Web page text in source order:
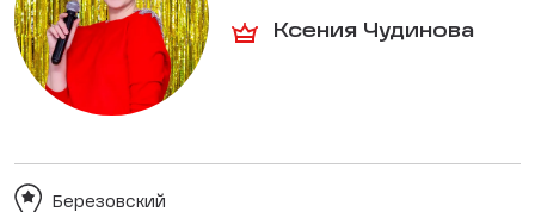
Ксения Чудинова
Березовский